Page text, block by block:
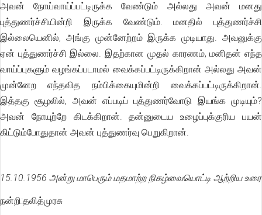
அவன் நோய்வாய்ப்பட்டிருக்க வேண்டும் அல்லது அவன் மனது
புத்துணர்ச்சியின்றி இருக்க வேண்டும். மனதில் புத்துணர்ச்சி
இல்லையெனில், அங்கு முன்னேற்றம் இருக்க முடியாது. அவனுக்கு
ஏன் புத்துணர்ச்சி இல்லை. இதற்கான முதல் காரணம், மனிதன் எந்த
வாய்ப்புகளும் வழங்கப்படாமல் வைக்கப்பட்டிருக்கிறான் அல்லது அவன்
முன்னேற எந்தவித நம்பிக்கையுமின்றி வைக்கப்பட்டிருக்கிறான்.
இத்தகு சூழலில், அவன் எப்படிப் புத்துணர்வோடு இயங்க முடியும்?
அவன் நோயுற்றே கிடக்கிறான். தன்னுடைய உழைப்புக்குரிய பயன்
கிட்டும்போதுதான் அவன் புத்துணர்வு பெறுகிறான்.
15.10.1956 அன்று மாபெரும் மதமாற்ற நிகழ்வையொட்டி ஆற்றிய உரை
நன்றி:தலித்முரசு